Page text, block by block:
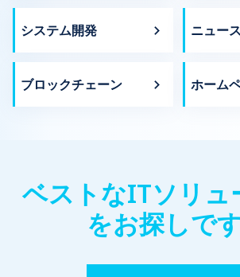
システム開発 ニュース
ブロックチェーン ホーム
ベストなITソリュ
をお探しで